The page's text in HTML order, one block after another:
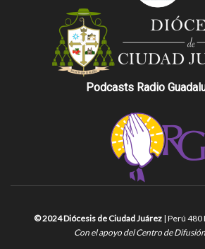
Podcasts Radio
© 2024 Diócesis de Ciudad Juárez | Perú 480
Con el apoyo del Centro de